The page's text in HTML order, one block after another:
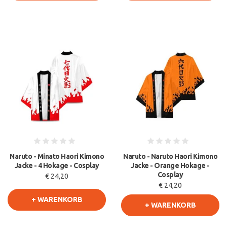
Naruto - Minato Haori Kimono
Jacke - 4 Hokage - Cosplay
€ 24,20
+ WARENKORB
Naruto - Naruto Haori Kimono
Jacke - Orange Hokage -
Cosplay
€ 24,20
+ WARENKORB